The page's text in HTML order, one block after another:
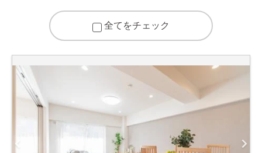
全てをチェック